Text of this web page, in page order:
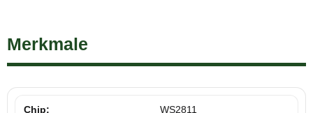
Merkmale
Chip: WS2811